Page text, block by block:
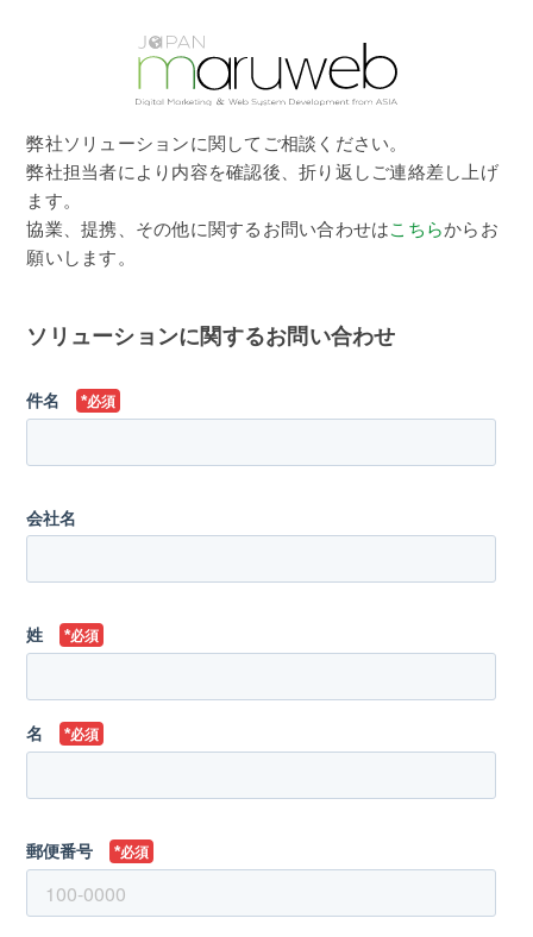
弊社ソリューションに関してご相談ください。
弊社担当者により内容を確認後、折り返しご連絡差し上げ
ます。
協業、提携、その他に関するお問い合わせはこちらからお
願いします。
ソリューションに関するお問い合わせ